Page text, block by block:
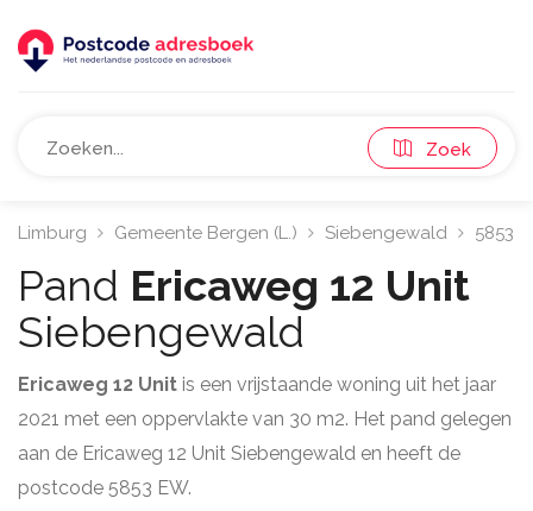
Zoek
Limburg Gemeente Bergen (L.) Siebengewald 5853
Pand Ericaweg 12 Unit
Siebengewald
Ericaweg 12 Unit is een vrijstaande woning uit het jaar
2021 met een oppervlakte van 30 m2. Het pand gelegen
aan de Ericaweg 12 Unit Siebengewald en heeft de
postcode 5853 EW.